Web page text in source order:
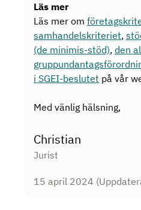
Läs mer
Läs mer om
samhandelskriteriet,
(de minimis-stöd), den
i SGEI-beslutet på vår
Med vänlig hälsning,
Christian
Jurist
15 april 2024